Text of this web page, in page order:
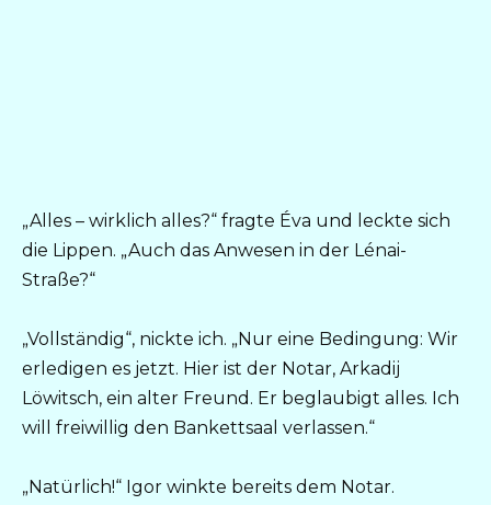
„Alles – wirklich alles?“ fragte Éva und leckte sich
die Lippen. „Auch das Anwesen in der Lénai-
Straße?“
„Vollständig“, nickte ich. „Nur eine Bedingung: Wir
erledigen es jetzt. Hier ist der Notar, Arkadij
Löwitsch, ein alter Freund. Er beglaubigt alles. Ich
will freiwillig den Bankettsaal verlassen.“
„Natürlich!“ Igor winkte bereits dem Notar.